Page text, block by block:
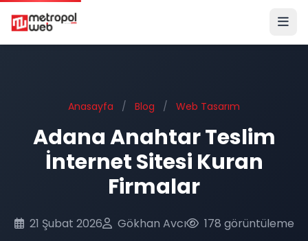
Ana içeriğe geç
Anasayfa / Blog / Web Tasarım
Adana Anahtar Teslim
İnternet Sitesi Kuran
Firmalar
21 Şubat 2026 Gökhan Avcı 178 görüntüleme